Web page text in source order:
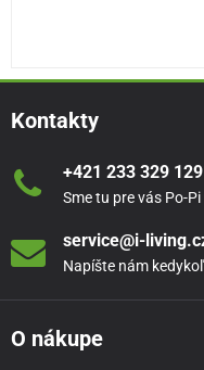
Kontakty
+421 233 329 129
Sme tu pre vás Po-
service@i-
Napíšte nám
O nákupe